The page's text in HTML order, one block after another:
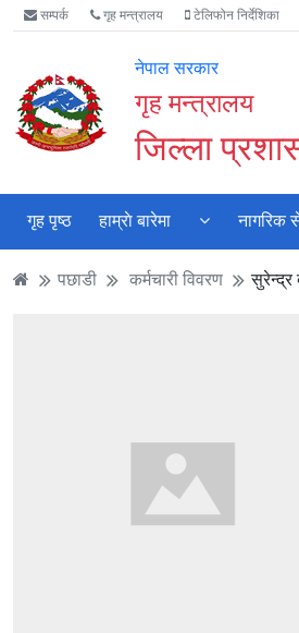
Accessibility
Mode
गर्नुहोस्
मुख्य
सामाग्री
मुख्य
नेभिगेसन
वेबसाइट
खोजमा
सम्पर्क गृह मन्त्रालय टेलिफोन निर्देशिका
नेपाल सरकार
गृह मन्त्रालय
जिल्ला
गृह पृष्ठ हाम्राे बारेमा नागरिक
पछाडी कर्मचारी विवरण सुरेन्द्र